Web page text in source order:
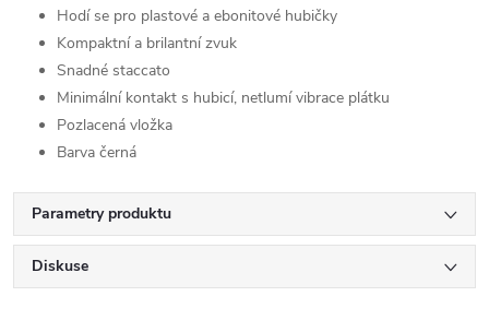
Hodí se pro plastové a ebonitové hubičky
Kompaktní a brilantní zvuk
Snadné staccato
Minimální kontakt s hubicí, netlumí vibrace plátku
Pozlacená vložka
Barva černá
Parametry produktu
Diskuse